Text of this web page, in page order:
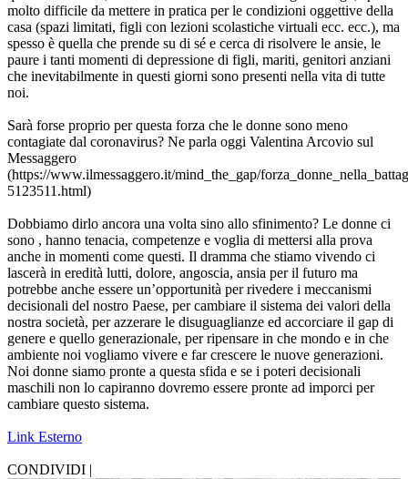
molto difficile da mettere in pratica per le condizioni oggettive della
casa (spazi limitati, figli con lezioni scolastiche virtuali ecc. ecc.), ma
spesso è quella che prende su di sé e cerca di risolvere le ansie, le
paure i tanti momenti di depressione di figli, mariti, genitori anziani
che inevitabilmente in questi giorni sono presenti nella vita di tutte
noi.
Sarà forse proprio per questa forza che le donne sono meno
contagiate dal coronavirus? Ne parla oggi Valentina Arcovio sul
Messaggero
(https://www.ilmessaggero.it/mind_the_gap/
5123511.html)
Dobbiamo dirlo ancora una volta sino allo sfinimento? Le donne ci
sono , hanno tenacia, competenze e voglia di mettersi alla prova
anche in momenti come questi. Il dramma che stiamo vivendo ci
lascerà in eredità lutti, dolore, angoscia, ansia per il futuro ma
potrebbe anche essere un’opportunità per rivedere i meccanismi
decisionali del nostro Paese, per cambiare il sistema dei valori della
nostra società, per azzerare le disuguaglianze ed accorciare il gap di
genere e quello generazionale, per ripensare in che mondo e in che
ambiente noi vogliamo vivere e far crescere le nuove generazioni.
Noi donne siamo pronte a questa sfida e se i poteri decisionali
maschili non lo capiranno dovremo essere pronte ad imporci per
cambiare questo sistema.
Link Esterno
CONDIVIDI |